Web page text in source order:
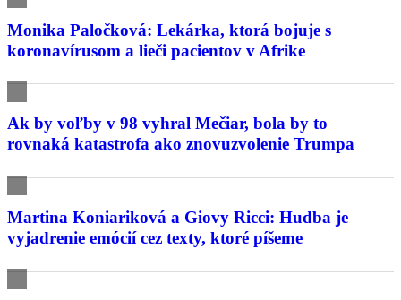
Monika Paločková: Lekárka, ktorá bojuje s
koronavírusom a lieči pacientov v Afrike
Ak by voľby v 98 vyhral Mečiar, bola by to
rovnaká katastrofa ako znovuzvolenie Trumpa
Martina Koniariková a Giovy Ricci: Hudba je
vyjadrenie emócií cez texty, ktoré píšeme